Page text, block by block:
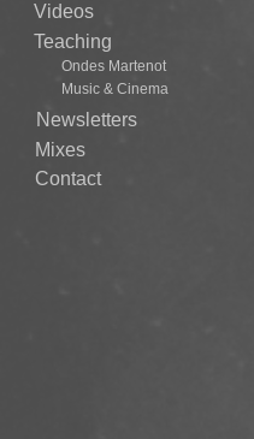
Mixes
Videos
Newsletters
Music & Cinema
Ondes Martenot
Contact
Teaching